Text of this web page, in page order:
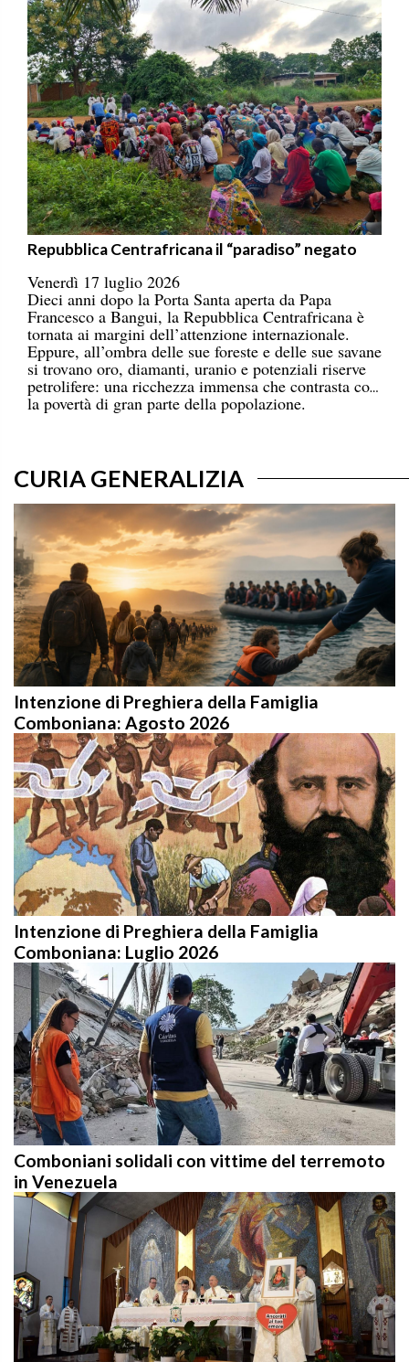
Repubblica Centrafricana il “paradiso” negato
Venerdì 17 luglio 2026
Dieci anni dopo la Porta Santa aperta da Papa
Francesco a Bangui, la Repubblica Centrafricana è
tornata ai margini dell’attenzione internazionale.
Eppure, all’ombra delle sue foreste e delle sue savane
si trovano oro, diamanti, uranio e potenziali riserve
petrolifere: una ricchezza immensa che contrasta con
la povertà di gran parte della popolazione.
CURIA GENERALIZIA
Intenzione di Preghiera della Famiglia
Comboniana: Agosto 2026
Intenzione di Preghiera della Famiglia
Comboniana: Luglio 2026
Comboniani solidali con vittime del terremoto
in Venezuela